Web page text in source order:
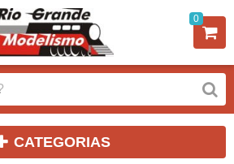
0
CATEGORIAS